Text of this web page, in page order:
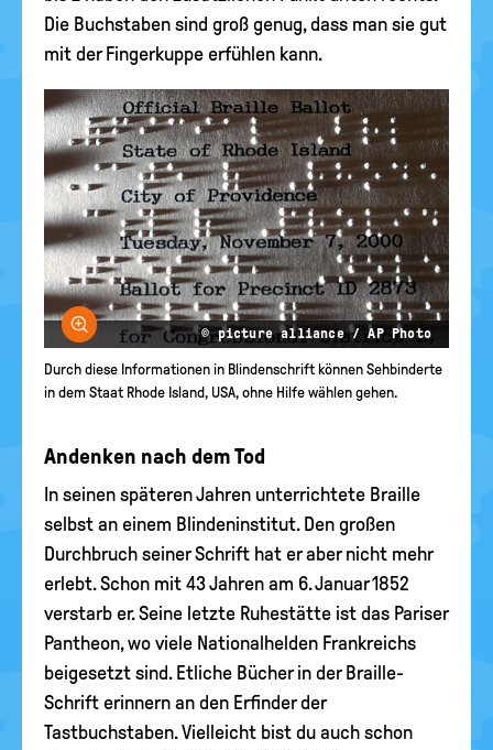
Die Buchstaben sind groß genug, dass man sie gut
mit der Fingerkuppe erfühlen kann.
Bild vergrößern
© picture alliance / AP Photo
Durch diese Informationen in Blindenschrift können Sehbinderte
in dem Staat Rhode Island, USA, ohne Hilfe wählen gehen.
Andenken nach dem Tod
In seinen späteren Jahren unterrichtete Braille
selbst an einem Blindeninstitut. Den großen
Durchbruch seiner Schrift hat er aber nicht mehr
erlebt. Schon mit 43 Jahren am 6. Januar 1852
verstarb er. Seine letzte Ruhestätte ist das Pariser
Pantheon, wo viele Nationalhelden Frankreichs
beigesetzt sind. Etliche Bücher in der Braille-
Schrift erinnern an den Erfinder der
Tastbuchstaben. Vielleicht bist du auch schon